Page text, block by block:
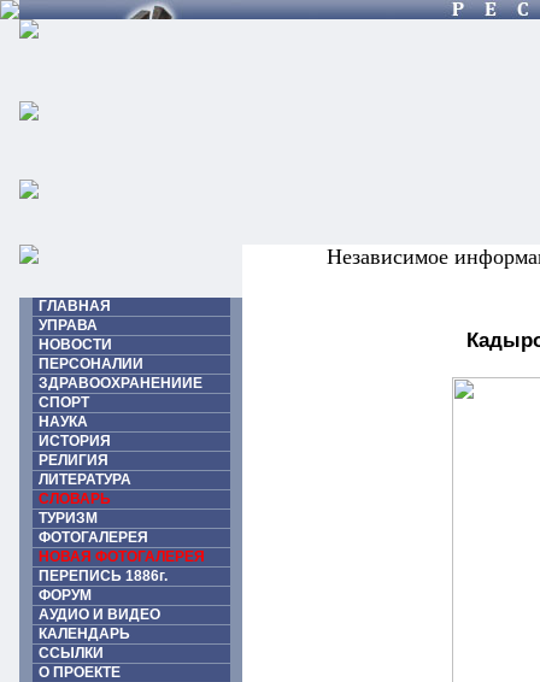
Независимое
ГЛАВНАЯ
УПРАВА
НОВОСТИ
ПЕРСОНАЛИИ
ЗДРАВООХРАНЕНИИЕ
СПОРТ
НАУКА
ИСТОРИЯ
РЕЛИГИЯ
ЛИТЕРАТУРА
СЛОВАРЬ
ТУРИЗМ
ФОТОГАЛЕРЕЯ
НОВАЯ ФОТОГАЛЕРЕЯ
ПЕРЕПИСЬ 1886г.
ФОРУМ
АУДИО И ВИДЕО
КАЛЕНДАРЬ
ССЫЛКИ
О ПРОЕКТЕ